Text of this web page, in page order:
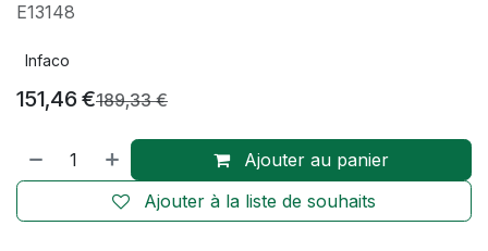
E13148
Infaco
151,46 €189,33€
Ajouter au panier
Ajouter à la liste de souhaits